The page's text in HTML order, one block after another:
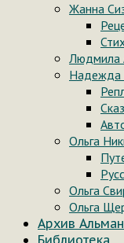
Жанна
Людмила
Надежда
Ольга
Ольга
Ольга
Архив
Библиотека